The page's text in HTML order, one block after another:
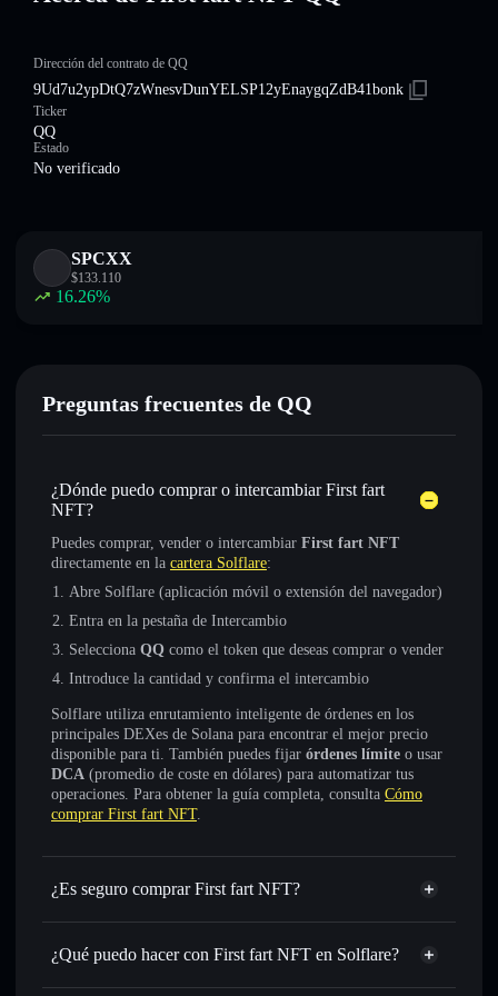
Dirección del contrato de QQ
9Ud7u2ypDtQ7zWnesvDunYELSP12yEnaygqZdB41bonk
Ticker
QQ
Estado
No verificado
SPCXX
$133.110
16.26%
Preguntas frecuentes de QQ
¿Dónde puedo comprar o intercambiar First fart
NFT?
Puedes comprar, vender o intercambiar First fart NFT
directamente en la cartera Solflare:
Abre Solflare (aplicación móvil o extensión del navegador)
Entra en la pestaña de Intercambio
Selecciona QQ como el token que deseas comprar o vender
Introduce la cantidad y confirma el intercambio
Solflare utiliza enrutamiento inteligente de órdenes en los
principales DEXes de Solana para encontrar el mejor precio
disponible para ti. También puedes fijar órdenes límite o usar
DCA (promedio de coste en dólares) para automatizar tus
operaciones. Para obtener la guía completa, consulta Cómo
comprar First fart NFT.
¿Es seguro comprar First fart NFT?
First fart NFT no está verificado
¿Qué puedo hacer con First fart NFT en Solflare?
First fart NFT
cartera de Solflare